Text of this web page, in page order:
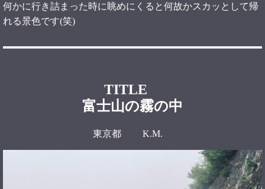
何かに行き詰まった時に眺めにくると何故かスカッとして帰
れる景色です(笑)
TITLE
富士山の霧の中
東京都 K.M.